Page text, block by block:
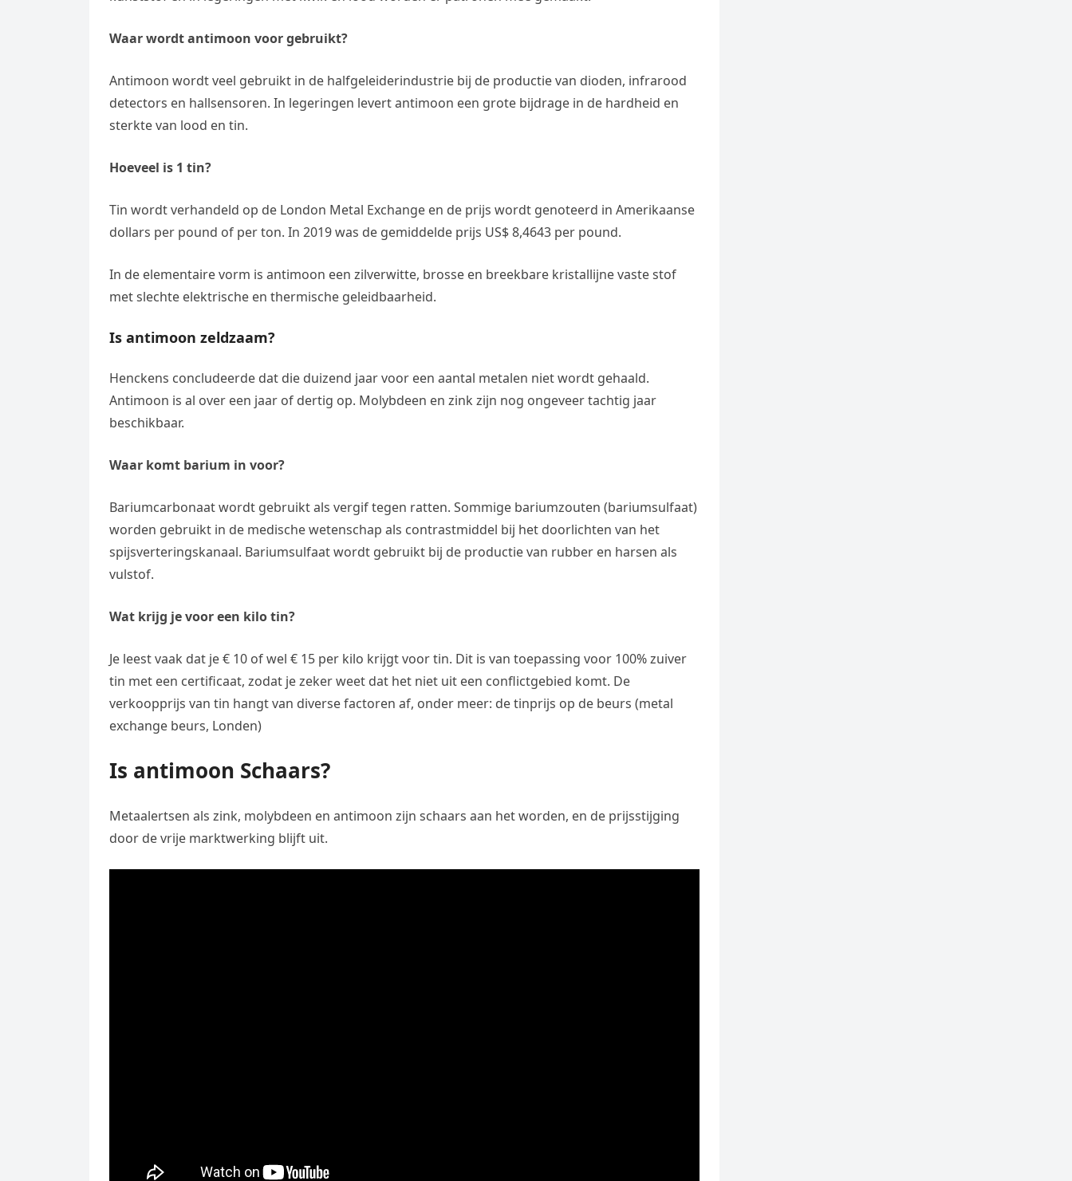
Waar wordt antimoon voor gebruikt?
Antimoon wordt veel gebruikt in de halfgeleiderindustrie bij de productie van dioden, infrarood
detectors en hallsensoren. In legeringen levert antimoon een grote bijdrage in de hardheid en
sterkte van lood en tin.
Hoeveel is 1 tin?
Tin wordt verhandeld op de London Metal Exchange en de prijs wordt genoteerd in Amerikaanse
dollars per pound of per ton. In 2019 was de gemiddelde prijs US$ 8,4643 per pound.
In de elementaire vorm is antimoon een zilverwitte, brosse en breekbare kristallijne vaste stof
met slechte elektrische en thermische geleidbaarheid.
Is antimoon zeldzaam?
Henckens concludeerde dat die duizend jaar voor een aantal metalen niet wordt gehaald.
Antimoon is al over een jaar of dertig op. Molybdeen en zink zijn nog ongeveer tachtig jaar
beschikbaar.
Waar komt barium in voor?
Bariumcarbonaat wordt gebruikt als vergif tegen ratten. Sommige bariumzouten (bariumsulfaat)
worden gebruikt in de medische wetenschap als contrastmiddel bij het doorlichten van het
spijsverteringskanaal. Bariumsulfaat wordt gebruikt bij de productie van rubber en harsen als
vulstof.
Wat krijg je voor een kilo tin?
Je leest vaak dat je € 10 of wel € 15 per kilo krijgt voor tin. Dit is van toepassing voor 100% zuiver
tin met een certificaat, zodat je zeker weet dat het niet uit een conflictgebied komt. De
verkoopprijs van tin hangt van diverse factoren af, onder meer: de tinprijs op de beurs (metal
exchange beurs, Londen)
Is antimoon Schaars?
Metaalertsen als zink, molybdeen en antimoon zijn schaars aan het worden, en de prijsstijging
door de vrije marktwerking blijft uit.